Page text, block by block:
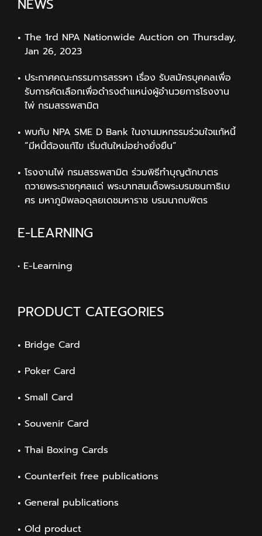
NEWS
The 1rd NPA Nationwide Auction on Thursday,
Jan 26, 2023
ประกาศคณะกรรมการสรรหา เรื่อง รับสมัครบุคคลเพื่อ
รับการคัดเลือกเพื่อดำรงตำแหน่งผู้อำนวยการโรงงาน
ไพ่ กรมสรรพสามิต
พบกับ NPA SME D Bank ในงานมหกรรมร่วมใจแก้หนี้
“มีหนี้ต้องแก้ไข เริ่มต้นใหม่อย่างยั่งยืน”
โรงงานไพ่ กรมสรรพสามิต ร่วมพิธีทำบุญตักบาตร
ถวายพระราชกุศลแด่ พระบาทสมเด็จพระบรมชนกาธิเบ
ศร มหาภูมิพลอดุลยเดชมหาราช บรมนาถบพิตร
E-LEARNING
• E-Learning
PRODUCT CATEGORIES
Bridge Card
Poker Card
Small Card
Souvenir Card
Thai Boxing Cards
Counterfeit free publications
General publications
Old product